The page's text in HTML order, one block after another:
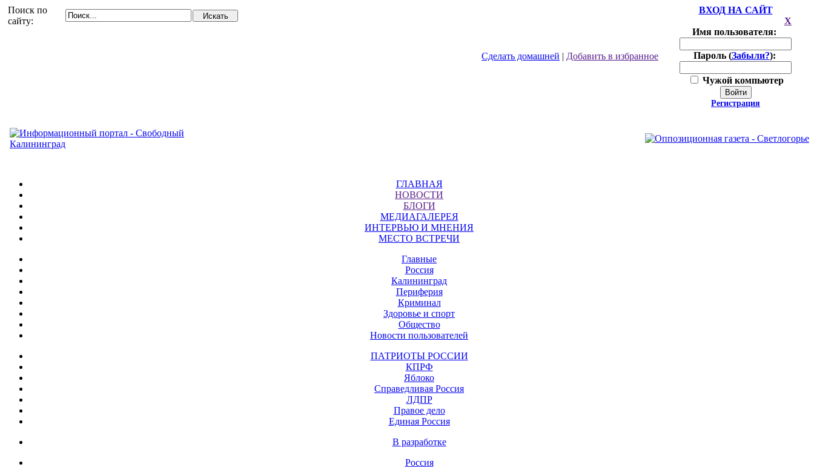
Поиск по
сайту:
Сделать домашней | Добавить в избранное
ВХОД НА САЙТ
X
Имя пользователя:
Пароль (Забыли?):
Чужой компьютер
Войти
Регистрация
ГЛАВНАЯ
НОВОСТИ
БЛОГИ
МЕДИАГАЛЕРЕЯ
ИНТЕРВЬЮ И МНЕНИЯ
МЕСТО ВСТРЕЧИ
Главные
Россия
Калининград
Периферия
Криминал
Здоровье и спорт
Общество
Новости пользователей
ПАТРИОТЫ РОССИИ
КПРФ
Яблоко
Справедливая Россия
ЛДПР
Правое дело
Единая Россия
В разработке
Россия